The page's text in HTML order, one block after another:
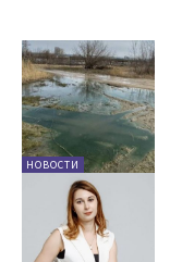
НОВОСТИ